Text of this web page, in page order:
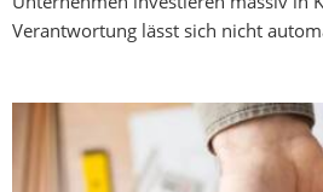
Verantwortung lässt sich nicht